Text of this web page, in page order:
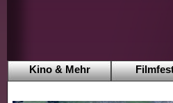
Kino & Mehr